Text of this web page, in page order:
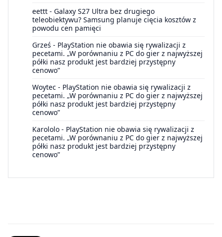
eettt - Galaxy S27 Ultra bez drugiego
teleobiektywu? Samsung planuje cięcia kosztów z
powodu cen pamięci
Grześ - PlayStation nie obawia się rywalizacji z
pecetami. „W porównaniu z PC do gier z najwyższej
półki nasz produkt jest bardziej przystępny
cenowo”
Woytec - PlayStation nie obawia się rywalizacji z
pecetami. „W porównaniu z PC do gier z najwyższej
półki nasz produkt jest bardziej przystępny
cenowo”
Karololo - PlayStation nie obawia się rywalizacji z
pecetami. „W porównaniu z PC do gier z najwyższej
półki nasz produkt jest bardziej przystępny
cenowo”